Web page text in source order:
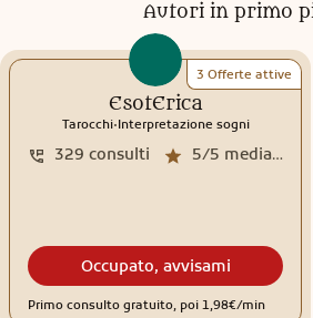
Autori in primo
3 Offerte attive
EsotErica
Tarocchi.Interpretazione sogni
5/5 media recensioni
329 consulti
Occupato, avvisami
Primo consulto gratuito, poi 1,98€/min